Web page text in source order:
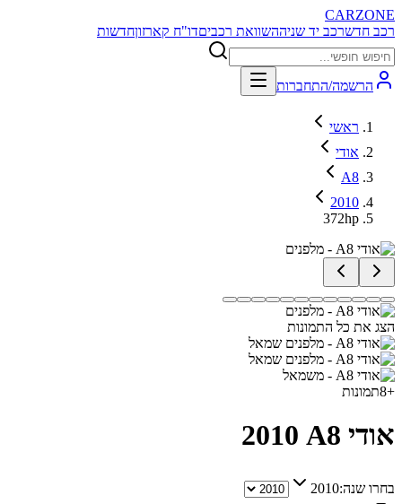
CARZONE
רכב חדשרכב יד שניההשוואת רכביםדו"ח קארזוןחדשות
הרשמה/התחברות
ראשי
אודי
A8
2010
372hp
הצג את כל התמונות
+
8תמונות
אודי A8 2010
בחרו שנה:2010